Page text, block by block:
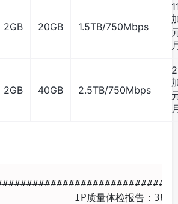
2GB 20GB 1.5TB/750Mbps
2GB 40GB 2.5TB/750Mbps
IP质量体检报告：